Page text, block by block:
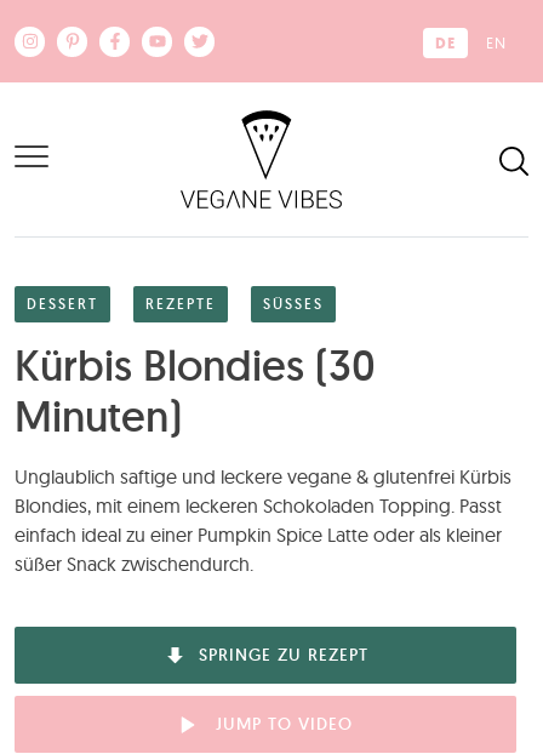
DE EN
DESSERT REZEPTE SÜSSES
Kürbis Blondies (30
Minuten)
Unglaublich saftige und leckere vegane & glutenfrei Kürbis
Blondies, mit einem leckeren Schokoladen Topping. Passt
einfach ideal zu einer Pumpkin Spice Latte oder als kleiner
süßer Snack zwischendurch.
SPRINGE ZU REZEPT
JUMP TO VIDEO